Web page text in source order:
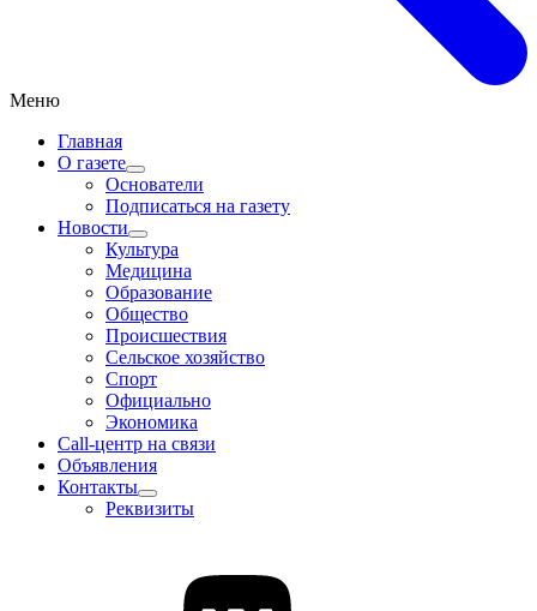
Меню
Главная
О газете
Основатели
Подписаться на газету
Новости
Культура
Медицина
Образование
Общество
Происшествия
Сельское хозяйство
Спорт
Официально
Экономика
Call-центр на связи
Объявления
Контакты
Реквизиты